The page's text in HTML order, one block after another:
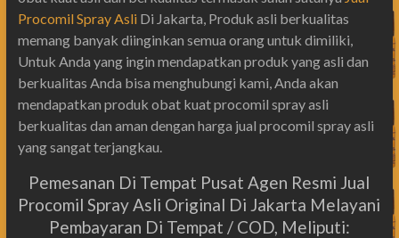
Procomil Spray AsliDi Jakarta, Produk asli berkualitas
memang banyak diinginkan semua orang untuk dimiliki,
Untuk Anda yang ingin mendapatkan produk yang asli dan
berkualitas Anda bisa menghubungi kami, Anda akan
mendapatkan produk obat kuat procomil spray asli
berkualitas dan aman dengan harga jual procomil spray asli
yang sangat terjangkau.
Pemesanan Di Tempat Pusat Agen Resmi Jual
Procomil Spray Asli Original Di Jakarta Melayani
Pembayaran Di Tempat / COD, Meliputi: